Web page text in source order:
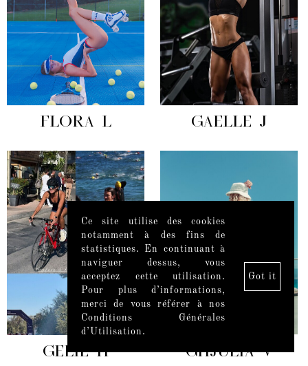
FLORA L GAELLE J
GELIE H GHJULIA V
Ce site utilise des cookies
notamment à des fins de
statistiques. En continuant à
naviguer dessus, vous
acceptez cette utilisation.
Pour plus d’informations,
merci de vous référer à nos
Conditions Générales
d’Utilisation.
Got it